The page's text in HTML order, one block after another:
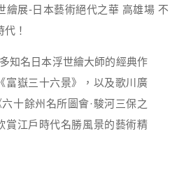
知名日本浮世繪大師的經典作
富嶽三十六景》，以及歌川廣
十餘州名所圖會·駿河三保之
賞江戶時代名勝風景的藝術精